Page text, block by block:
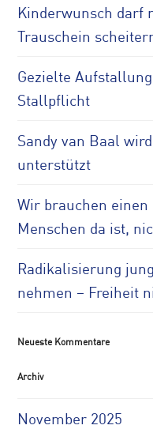
Kinderwunsch darf
Trauschein
Gezielte
Stallpflicht
Sandy van Baal
unterstützt
Wir brauchen
Menschen da ist,
Radikalisierung
nehmen – Freiheit
Neueste Kommentare
Archiv
November 2025